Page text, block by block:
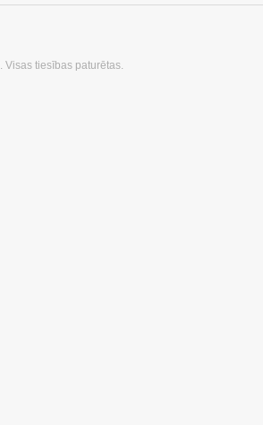
. Visas tiesības paturētas.